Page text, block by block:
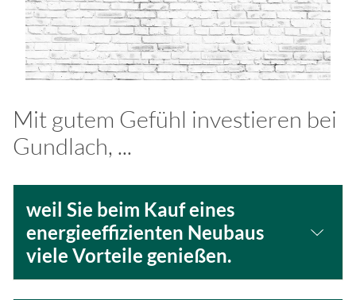
Mit gutem Gefühl investieren bei
Gundlach, ...
weil Sie beim Kauf eines
energieeffizienten Neubaus
viele Vorteile genießen.